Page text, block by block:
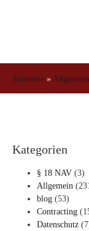
Startseite » Allgemein
Kategorien
§ 18 NAV (3)
Allgemein
blog (53)
Contracting
Datenschutz